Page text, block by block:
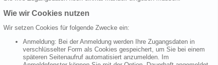
Wie wir Cookies nutzen
Wir setzen Cookies für folgende Zwecke ein:
Anmeldung: Bei der Anmeldung werden Ihre Zugangsdaten in
verschlüsselter Form als Cookies gespeichert, um Sie bei einem
späteren Seitenaufruf automatisiert anzumelden. Im